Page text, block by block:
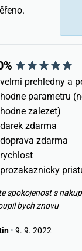
velmi prehledny a
hodne parametru
hodne zalezet)
darek zdarma
doprava zdarma
rychlost
prozakaznicky
spokojenost s
bych znovu
• 9. 9. 2022